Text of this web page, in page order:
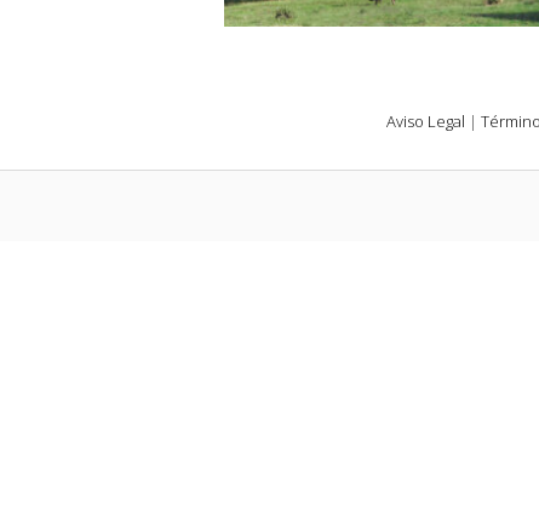
Aviso Legal |